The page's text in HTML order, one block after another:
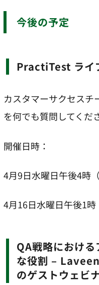
今後の予定
PractiTest ラ
カスタマーサクセスチ
を何でも質問してくだ
開催日時：
4月9日水曜日午後4時（
4月16日水曜日午後1時
QA戦略におけるアクセシビリティの重要
な役割 –
のゲストウェビ